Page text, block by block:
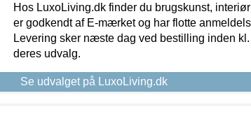
Hos LuxoLiving.dk finder du brugskunst,
er godkendt af E-mærket og har flotte
Levering sker næste dag ved bestilling inden
deres udvalg.
Se udvalget på LuxoLiving.dk